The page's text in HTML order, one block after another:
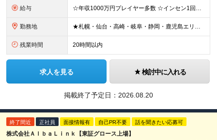
給与 ☆年収1000万円プレイヤー多数 ☆インセン1回で500万円も ☆個人インセンのほか、業績賞与年2回支給 月給30万円～35万円(固定残業代含む)＋達成ボーナス（半期に1回） ※前職・経験等を考慮し
勤務地 ★札幌・仙台・高崎・岐阜・静岡・鹿児島エリア採用強化中 ★急成長中で年間10支店オープン！ 【北海道・東北地方】札幌/仙台/郡山/盛岡 【関東地方】横浜/千葉/東京/つくば/大宮/高崎/宇都宮/立川
残業時間 20時間以内
求人を見る 検討中に入れる
掲載終了予定日： 2026.08.20
終了間近 正社員 面接情報有 自己PR不要 話を聞きたい応募可
株式会社ＡｌｂａＬｉｎｋ【東証グロース上場】